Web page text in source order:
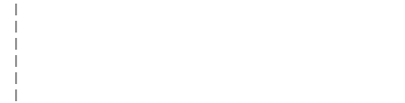
|
|
|
|
|
|